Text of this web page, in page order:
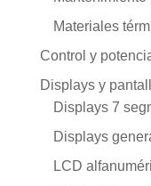
Materiales
Control y
Displays y
Displays 7
Displays
LCD